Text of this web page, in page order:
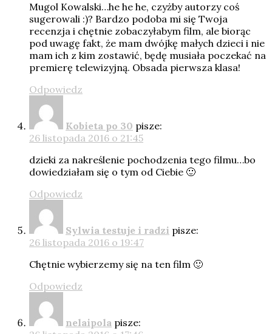
Mugol Kowalski…he he he, czyżby autorzy coś
sugerowali :)? Bardzo podoba mi się Twoja
recenzja i chętnie zobaczyłabym film, ale biorąc
pod uwagę fakt, że mam dwójkę małych dzieci i nie
mam ich z kim zostawić, będę musiała poczekać na
premierę telewizyjną. Obsada pierwsza klasa!
Odpowiedz
Kobieta po 30 pisze:
26 listopada 2016 o 21:45
dzieki za nakreślenie pochodzenia tego filmu…bo
dowiedziałam się o tym od Ciebie 🙂
Odpowiedz
Sylwia testuje i radzi pisze:
26 listopada 2016 o 19:47
Chętnie wybierzemy się na ten film 🙂
Odpowiedz
nelaipola pisze: